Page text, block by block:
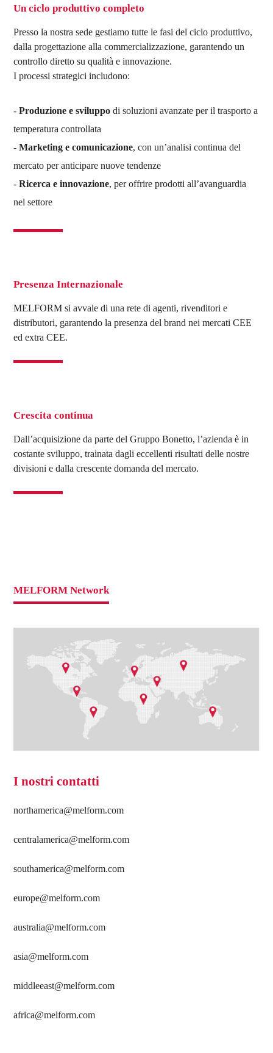
Un ciclo produttivo completo
Presso la nostra sede gestiamo tutte le fasi del ciclo produttivo,
dalla progettazione alla commercializzazione, garantendo un
controllo diretto su qualità e innovazione.
I processi strategici includono:
Produzione e sviluppo di soluzioni avanzate per il trasporto a
temperatura controllata
Marketing e comunicazione, con un’analisi continua del
mercato per anticipare nuove tendenze
Ricerca e innovazione, per offrire prodotti all’avanguardia
nel settore
Presenza Internazionale
MELFORM si avvale di una rete di agenti, rivenditori e
distributori, garantendo la presenza del brand nei mercati CEE
ed extra CEE.
Crescita continua
Dall’acquisizione da parte del Gruppo Bonetto, l’azienda è in
costante sviluppo, trainata dagli eccellenti risultati delle nostre
divisioni e dalla crescente domanda del mercato.
MELFORM Network
I nostri contatti
northamerica@melform.com
centralamerica@melform.com
southamerica@melform.com
europe@melform.com
australia@melform.com
asia@melform.com
middleeast@melform.com
africa@melform.com